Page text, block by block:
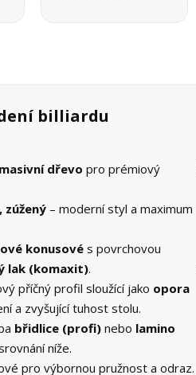
billiardu
dřevo pro prémiový
zúžený – moderní styl a maximum
konusovés povrchovou
lak (komaxit).
příčný profil sloužící jako opora
a zvyšující tuhost stolu.
břidlice (profi) nebo lamino
níže.
pro výbornou pružnost a odraz.